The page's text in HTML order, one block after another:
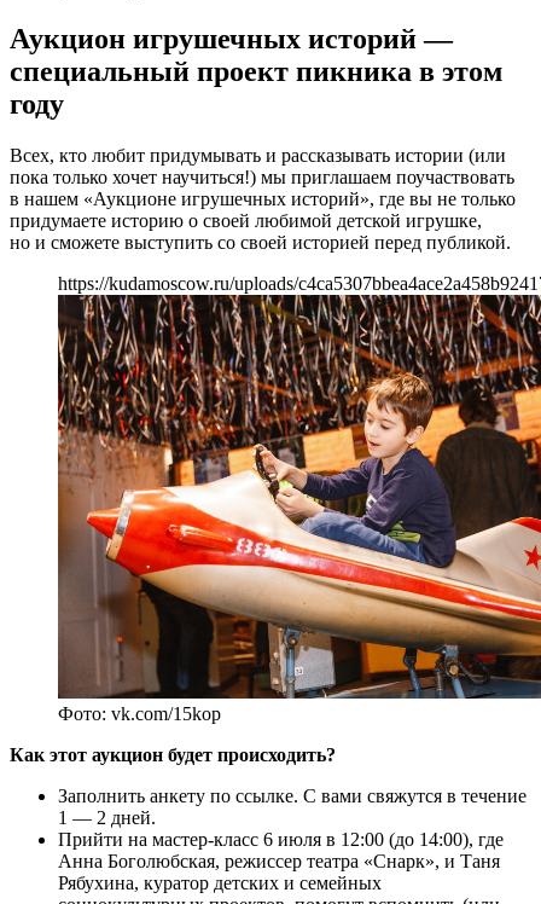
Аукцион игрушечных историй —
специальный проект пикника в этом
году
Всех, кто любит придумывать и рассказывать истории (или
пока только хочет научиться!) мы приглашаем поучаствовать
в нашем «Аукционе игрушечных историй», где вы не только
придумаете историю о своей любимой детской игрушке,
но и сможете выступить со своей историей перед публикой.
https://kudamoscow.ru/uploads/
Фото: vk.com/15kop
Как этот аукцион будет происходить?
Заполнить анкету по ссылке. С вами свяжутся в течение
1 — 2 дней.
Прийти на мастер-класс 6 июля в 12:00 (до 14:00), где
Анна Боголюбская, режиссер театра «Снарк», и Таня
Рябухина, куратор детских и семейных